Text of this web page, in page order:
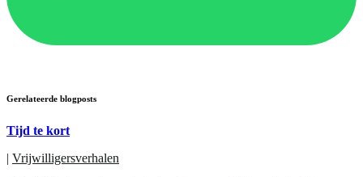
Gerelateerde blogposts
Tijd te kort
| Vrijwilligersverhalen